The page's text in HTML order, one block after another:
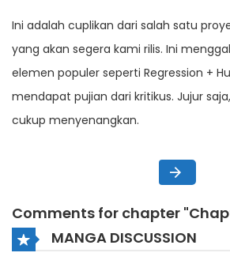
Ini adalah cuplikan dari salah satu
yang akan segera kami rilis. Ini
elemen populer seperti Regression +
mendapat pujian dari kritikus. Jujur
cukup menyenangkan.
Comments for chapter
MANGA DISCUSSION